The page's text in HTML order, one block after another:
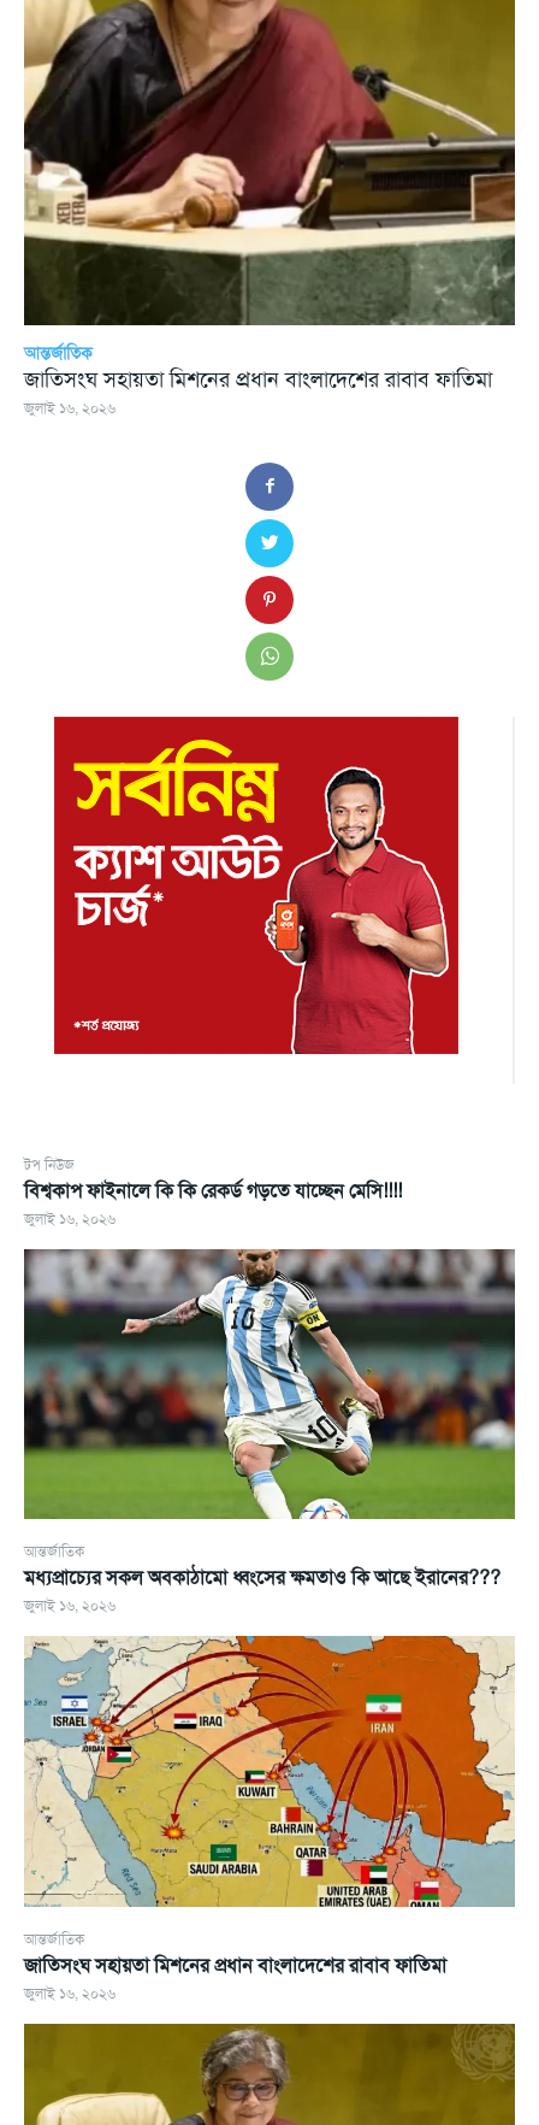
টপ নিউজ
বিশ্বকাপ ফাইনালে কি কি রেকর্ড গড়তে যাচ্ছেন মেসি!!!!
জুলাই ১৬, ২০২৬
আন্তর্জাতিক
মধ্যপ্রাচ্যের সকল অবকাঠামো ধ্বংসের ক্ষমতাও কি আছে ইরানের???
জুলাই ১৬, ২০২৬
আন্তর্জাতিক
জাতিসংঘ সহায়তা মিশনের প্রধান বাংলাদেশের রাবাব ফাতিমা
জুলাই ১৬, ২০২৬
আন্তর্জাতিক
জাতিসংঘ সহায়তা মিশনের প্রধান বাংলাদেশের রাবাব ফাতিমা
জুলাই ১৬, ২০২৬